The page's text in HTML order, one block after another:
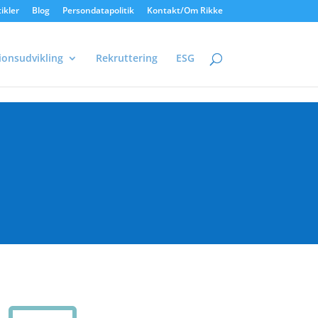
Blog Persondatapolitik Kontakt/Om Rikke
Rekruttering ESG